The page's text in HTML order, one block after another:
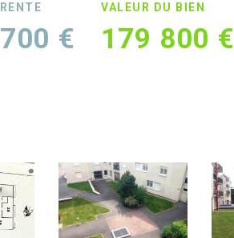
RENTE
700 €
VALEUR DU BIEN
179 800 €